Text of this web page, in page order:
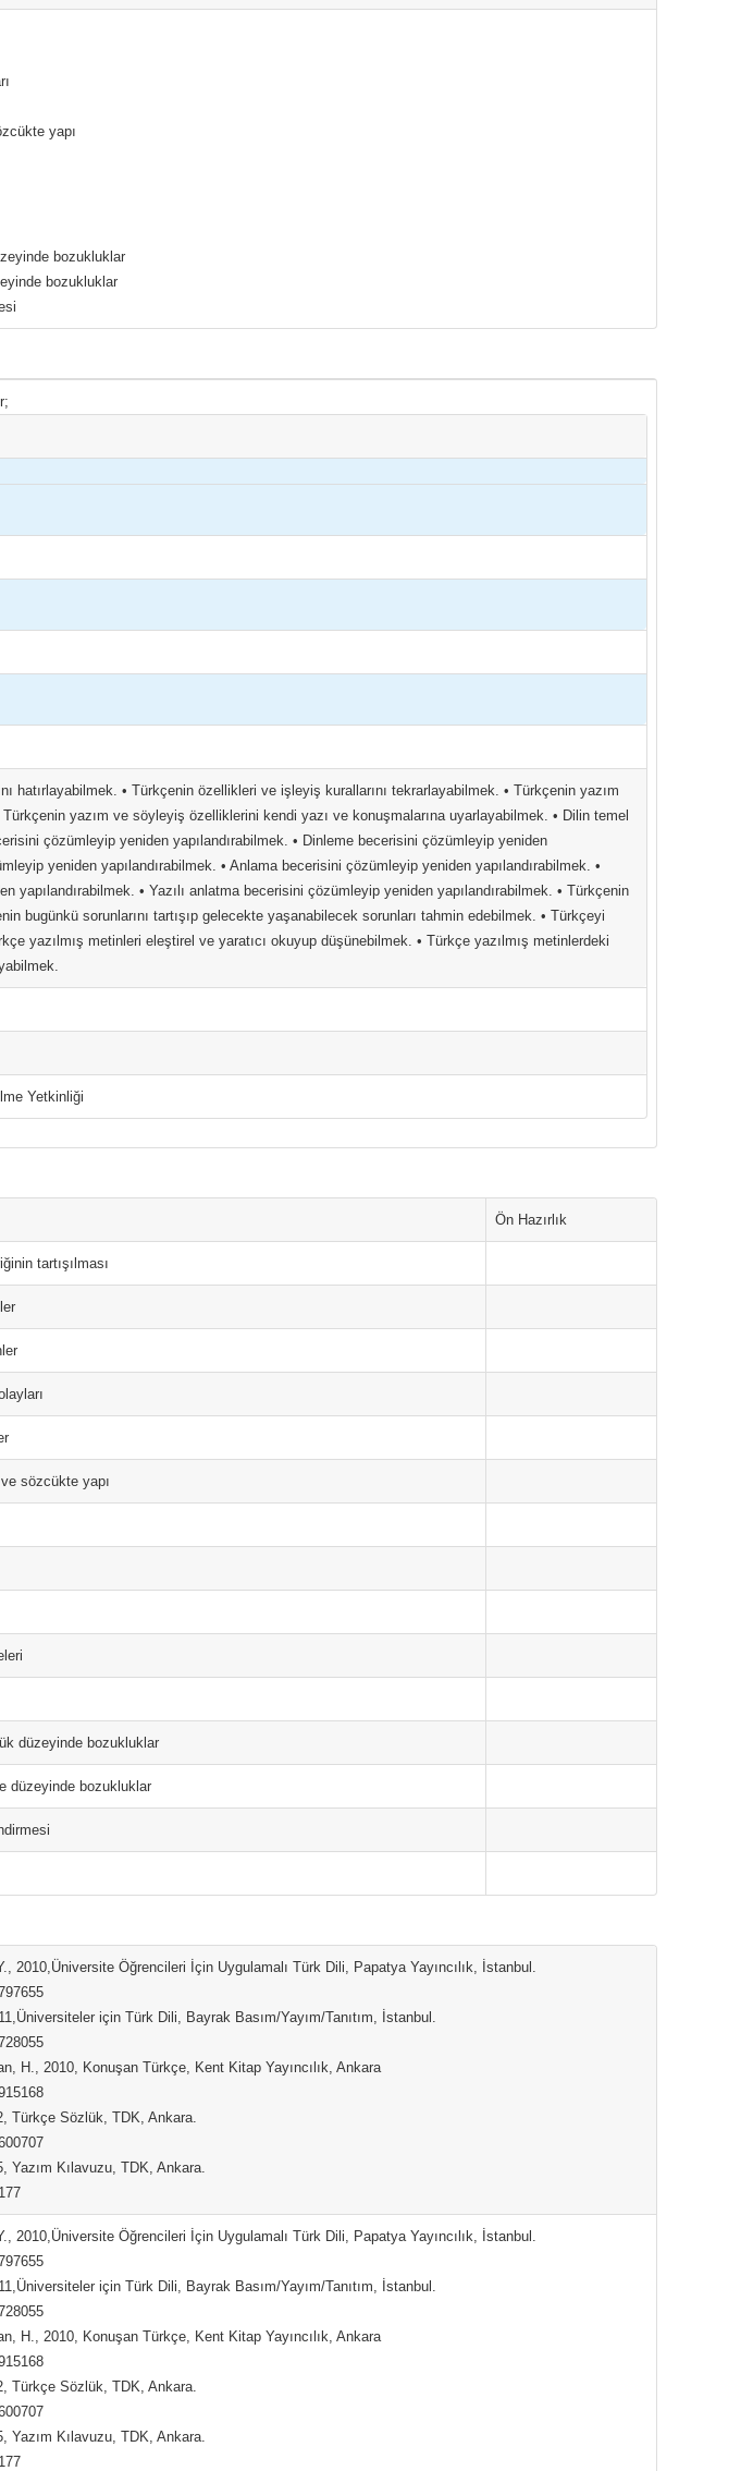
yapı
bozukluklar
bozukluklar
hatırlayabilmek. • Türkçenin özellikleri ve işleyiş kurallarını tekrarlayabilmek. • Türkçenin yazım
yazım ve söyleyiş özelliklerini kendi yazı ve konuşmalarına uyarlayabilmek. • Dilin temel
çözümleyip yeniden yapılandırabilmek. • Dinleme becerisini çözümleyip yeniden
yeniden yapılandırabilmek. • Anlama becerisini çözümleyip yeniden yapılandırabilmek. •
yapılandırabilmek. • Yazılı anlatma becerisini çözümleyip yeniden yapılandırabilmek. • Türkçenin
bugünkü sorunlarını tartışıp gelecekte yaşanabilecek sorunları tahmin edebilmek. • Türkçeyi
yazılmış metinleri eleştirel ve yaratıcı okuyup düşünebilmek. • Türkçe yazılmış metinlerdeki
Yetkinliği
Ön Hazırlık
tartışılması
sözcükte yapı
düzeyinde bozukluklar
düzeyinde bozukluklar
2010,Üniversite Öğrencileri İçin Uygulamalı Türk Dili, Papatya Yayıncılık, İstanbul.
için Türk Dili, Bayrak Basım/Yayım/Tanıtım, İstanbul.
H., 2010, Konuşan Türkçe, Kent Kitap Yayıncılık, Ankara
Türkçe Sözlük, TDK, Ankara.
Yazım Kılavuzu, TDK, Ankara.
2010,Üniversite Öğrencileri İçin Uygulamalı Türk Dili, Papatya Yayıncılık, İstanbul.
için Türk Dili, Bayrak Basım/Yayım/Tanıtım, İstanbul.
H., 2010, Konuşan Türkçe, Kent Kitap Yayıncılık, Ankara
Türkçe Sözlük, TDK, Ankara.
Yazım Kılavuzu, TDK, Ankara.